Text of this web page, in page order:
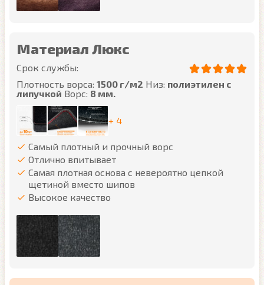
Материал Люкс
Срок службы:
Плотность ворса: 1500 г/м2 Низ: полиэтилен с
липучкой Ворс: 8 мм.
+ 4
Самый плотный и прочный ворс
Отлично впитывает
Самая плотная основа с невероятно цепкой
щетиной вместо шипов
Высокое качество